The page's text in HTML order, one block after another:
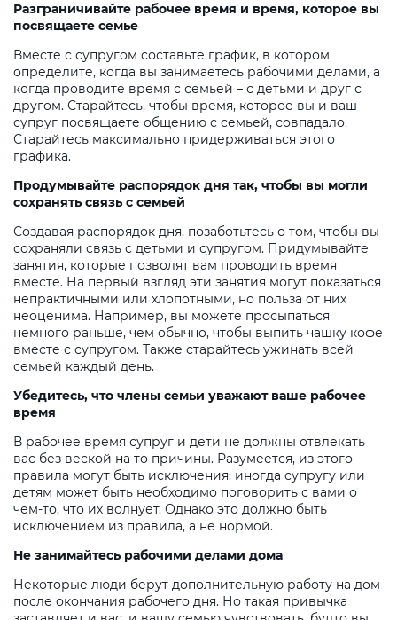
Разграничивайте рабочее время и время, которое вы
посвящаете семье
Вместе с супругом составьте график, в котором
определите, когда вы занимаетесь рабочими делами, а
когда проводите время с семьей – с детьми и друг с
другом. Старайтесь, чтобы время, которое вы и ваш
супруг посвящаете общению с семьей, совпадало.
Старайтесь максимально придерживаться этого
графика.
Продумывайте распорядок дня так, чтобы вы могли
сохранять связь с семьей
Создавая распорядок дня, позаботьтесь о том, чтобы вы
сохраняли связь с детьми и супругом. Придумывайте
занятия, которые позволят вам проводить время
вместе. На первый взгляд эти занятия могут показаться
непрактичными или хлопотными, но польза от них
неоценима. Например, вы можете просыпаться
немного раньше, чем обычно, чтобы выпить чашку кофе
вместе с супругом. Также старайтесь ужинать всей
семьей каждый день.
Убедитесь, что члены семьи уважают ваше рабочее
время
В рабочее время супруг и дети не должны отвлекать
вас без веской на то причины. Разумеется, из этого
правила могут быть исключения: иногда супругу или
детям может быть необходимо поговорить с вами о
чем-то, что их волнует. Однако это должно быть
исключением из правила, а не нормой.
Не занимайтесь рабочими делами дома
Некоторые люди берут дополнительную работу на дом
после окончания рабочего дня. Но такая привычка